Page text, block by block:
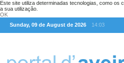
Este site utiliza determinadas tecnologias, como
a sua utilização.
OK
Sunday, 09 de August de 2026
14:03